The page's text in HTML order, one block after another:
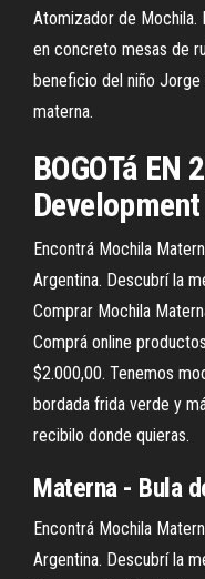
Atomizador de Mochila.
en concreto mesas de
beneficio del niño Jorge
materna.
BOGOTá EN
Encontrá Mochila
Argentina. Descubrí la
Comprar Mochila
Comprá online
$2.000,00. Tenemos
bordada frida verde y
recibilo donde quieras.
Materna - Bula
Encontrá Mochila
Argentina. Descubrí la